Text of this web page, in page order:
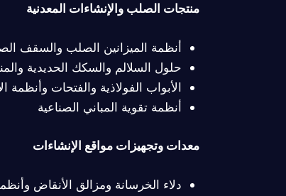
منتجات الصلب والإنشاءات المعدنية
أنظمة الميزانين الصلب والسقف
حلول السلالم والسكك الحديدية
الأبواب الفولاذية والفتحات وأنظمة
أنظمة تقوية المباني الصناعية
معدات وتجهيزات مواقع الإنشاءات
دلاء الخرسانة ومزالق الأنقاض